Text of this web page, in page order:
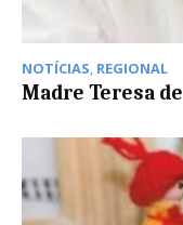
NOTÍCIAS, REGIONAL
Madre Teresa